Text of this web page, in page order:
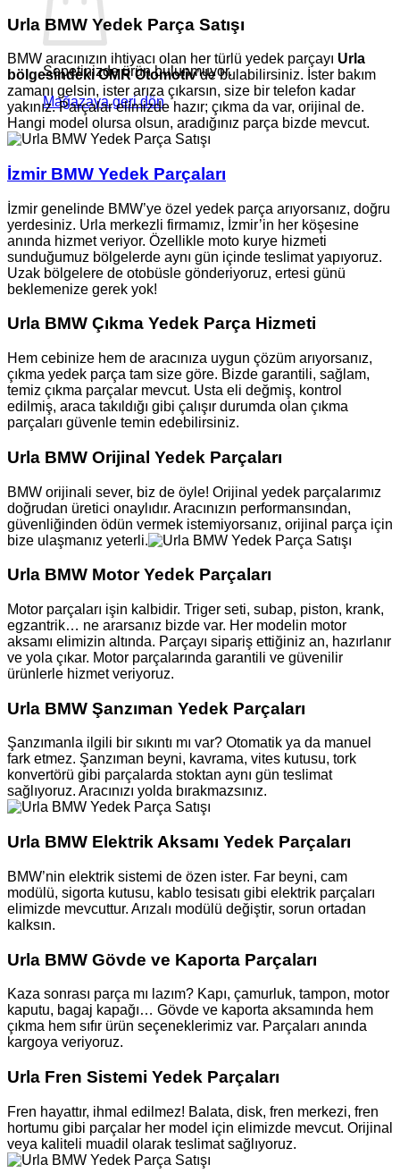
Sepetinizde ürün bulunmuyor.
Mağazaya geri dön
Urla BMW Yedek Parça Satışı
BMW aracınızın ihtiyacı olan her türlü yedek parçayı Urla
bölgesindeki OMR Otomotiv’de bulabilirsiniz. İster bakım
zamanı gelsin, ister arıza çıkarsın, size bir telefon kadar
yakınız. Parçalar elimizde hazır; çıkma da var, orijinal de.
Hangi model olursa olsun, aradığınız parça bizde mevcut.
İzmir BMW Yedek Parçaları
İzmir genelinde BMW’ye özel yedek parça arıyorsanız, doğru
yerdesiniz. Urla merkezli firmamız, İzmir’in her köşesine
anında hizmet veriyor. Özellikle moto kurye hizmeti
sunduğumuz bölgelerde aynı gün içinde teslimat yapıyoruz.
Uzak bölgelere de otobüsle gönderiyoruz, ertesi günü
beklemenize gerek yok!
Urla BMW Çıkma Yedek Parça Hizmeti
Hem cebinize hem de aracınıza uygun çözüm arıyorsanız,
çıkma yedek parça tam size göre. Bizde garantili, sağlam,
temiz çıkma parçalar mevcut. Usta eli değmiş, kontrol
edilmiş, araca takıldığı gibi çalışır durumda olan çıkma
parçaları güvenle temin edebilirsiniz.
Urla BMW Orijinal Yedek Parçaları
BMW orijinali sever, biz de öyle! Orijinal yedek parçalarımız
doğrudan üretici onaylıdır. Aracınızın performansından,
güvenliğinden ödün vermek istemiyorsanız, orijinal parça için
bize ulaşmanız yeterli.
Urla BMW Motor Yedek Parçaları
Motor parçaları işin kalbidir. Triger seti, subap, piston, krank,
egzantrik… ne ararsanız bizde var. Her modelin motor
aksamı elimizin altında. Parçayı sipariş ettiğiniz an, hazırlanır
ve yola çıkar. Motor parçalarında garantili ve güvenilir
ürünlerle hizmet veriyoruz.
Urla BMW Şanzıman Yedek Parçaları
Şanzımanla ilgili bir sıkıntı mı var? Otomatik ya da manuel
fark etmez. Şanzıman beyni, kavrama, vites kutusu, tork
konvertörü gibi parçalarda stoktan aynı gün teslimat
sağlıyoruz. Aracınızı yolda bırakmazsınız.
Urla BMW Elektrik Aksamı Yedek Parçaları
BMW’nin elektrik sistemi de özen ister. Far beyni, cam
modülü, sigorta kutusu, kablo tesisatı gibi elektrik parçaları
elimizde mevcuttur. Arızalı modülü değiştir, sorun ortadan
kalksın.
Urla BMW Gövde ve Kaporta Parçaları
Kaza sonrası parça mı lazım? Kapı, çamurluk, tampon, motor
kaputu, bagaj kapağı… Gövde ve kaporta aksamında hem
çıkma hem sıfır ürün seçeneklerimiz var. Parçaları anında
kargoya veriyoruz.
Urla Fren Sistemi Yedek Parçaları
Fren hayattır, ihmal edilmez! Balata, disk, fren merkezi, fren
hortumu gibi parçalar her model için elimizde mevcut. Orijinal
veya kaliteli muadil olarak teslimat sağlıyoruz.